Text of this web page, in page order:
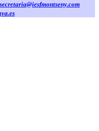
secretaria@iesfmontseny.com